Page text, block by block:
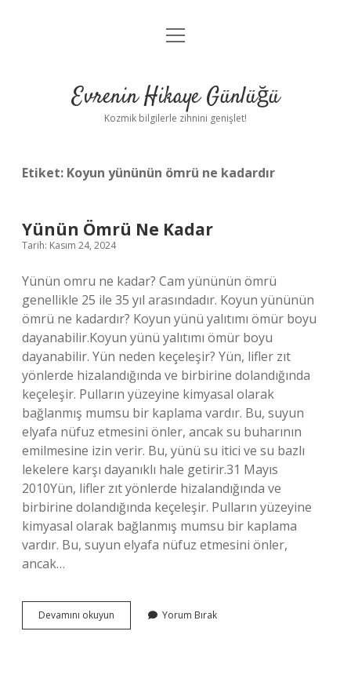
Anasayfa
Yasal Uyarı
menüyü
Evrenin Hikaye Günlüğü
Kozmik bilgilerle zihnini genişlet!
Etiket: Koyun yününün ömrü ne kadardır
Yünün Ömrü Ne Kadar
Tarih: Kasım 24, 2024
Yünün omru ne kadar? Cam yününün ömrü
genellikle 25 ile 35 yıl arasındadır. Koyun yününün
ömrü ne kadardır? Koyun yünü yalıtımı ömür boyu
dayanabilir.Koyun yünü yalıtımı ömür boyu
dayanabilir. Yün neden keçeleşir? Yün, lifler zıt
yönlerde hizalandığında ve birbirine dolandığında
keçeleşir. Pulların yüzeyine kimyasal olarak
bağlanmış mumsu bir kaplama vardır. Bu, suyun
elyafa nüfuz etmesini önler, ancak su buharının
emilmesine izin verir. Bu, yünü su itici ve su bazlı
lekelere karşı dayanıklı hale getirir.31 Mayıs
2010Yün, lifler zıt yönlerde hizalandığında ve
birbirine dolandığında keçeleşir. Pulların yüzeyine
kimyasal olarak bağlanmış mumsu bir kaplama
vardır. Bu, suyun elyafa nüfuz etmesini önler,
ancak…
Devamını okuyun
Ömrü
Yorum Bırak